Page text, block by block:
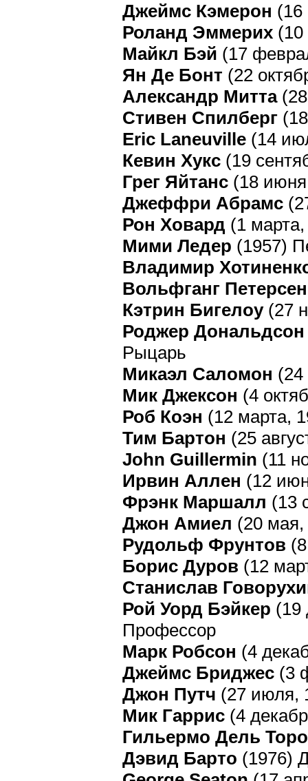
Джеймс Кэмерон (16
Роланд Эммерих (10
Майкл Бэй (17
Ян Де Бонт (22
Александр Митта(28
Стивен Спилберг
Eric Laneuville (14
Кевин Хукс (19
Грег Яйтанс (18
Джеффри Абрамс
Рон Ховард (1
Мими Ледер (1957)
Владимир
Вольфганг Петерсен
Кэтрин Бигелоу(27
Роджер Дональдсон
Рыцарь
Микаэл Саломон
Мик Джексон (4
Роб Коэн (12 марта,
Тим Бартон (25
John Guillermin (11
Ирвин Аллен (12
Фрэнк Маршалл (13
Джон Амиел (20
Рудольф Фрунтов
Борис Дуров (12
Станислав
Рой Уорд Бэйкер (19
Профессор
Марк Робсон (4
Джеймс Бриджес (3
Джон Путч (27 июля,
Мик Гаррис (4
Гильермо Дель Торо
Дэвид Барто (1976)